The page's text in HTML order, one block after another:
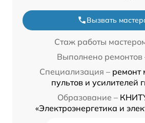
Вызвать
Стаж работы
Выполнено ремонтов
Специализация – ремонт
пультов и усилителей
Образование –
«Электроэнергетика и